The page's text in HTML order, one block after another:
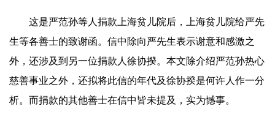
这是严范孙等人捐款上海贫儿院后，上海贫儿院给严先
生等各善士的致谢函。信中除向严先生表示谢意和感激之
外，还涉及到另一位捐款人徐协揆。本文除介绍严范孙热心
慈善事业之外，还拟将此信的年代及徐协揆是何许人作一分
析。而捐款的其他善士在信中皆未提及，实为憾事。